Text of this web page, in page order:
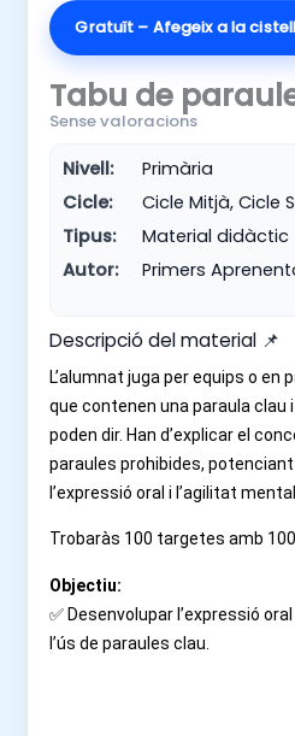
Gratuït – Afegeix a la
Tabu de
Sense valoracions
Nivell:
Primària
Cicle:
Cicle Mitjà, Cicle
Tipus:
Material didàctic
Autor:
Primers
Descripció del material 📌
L’alumnat juga per equips o en
que contenen una paraula clau
poden dir. Han d’explicar el
paraules prohibides,
l’expressió oral i l’agilitat mental.
Trobaràs 100 targetes amb
Objectiu:
✅ Desenvolupar l’expressió
l’ús de paraules clau.